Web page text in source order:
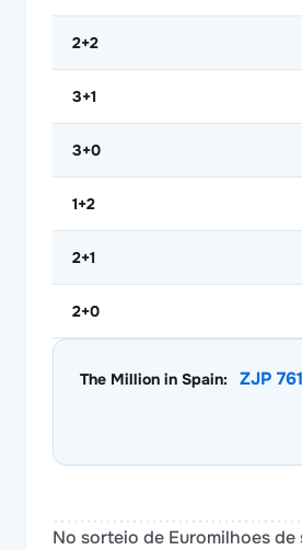
2+2
3+1
3+0
1+2
2+1
2+0
The Million in Spain: ZJP
No sorteio de Euromilhoes